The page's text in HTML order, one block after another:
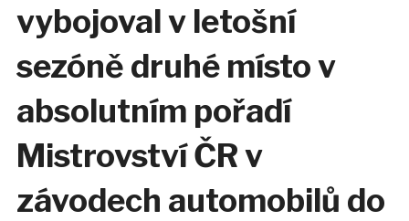
vybojoval v letošní
sezóně druhé místo v
absolutním pořadí
Mistrovství ČR v
závodech automobilů do